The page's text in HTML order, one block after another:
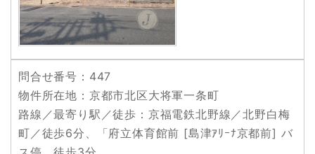
問合せ番号 ：447
物件所在地 ：京都市北区大将軍一条町
路線／最寄り駅／徒歩 ：京福電鉄北野線／北野白梅
町／徒歩6分、「府立体育館前 [島津ｱﾘｰﾅ京都前] バ